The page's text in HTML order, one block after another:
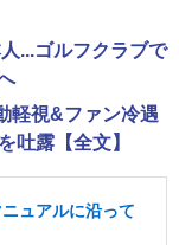
...ゴルフクラブで
軽視&ファン冷遇
吐露【全文】
ュアルに沿って